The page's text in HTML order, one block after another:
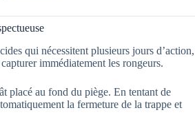
qui nécessitent plusieurs jours d’action,
immédiatement les rongeurs.
placé au fond du piège. En tentant de
la fermeture de la trappe et